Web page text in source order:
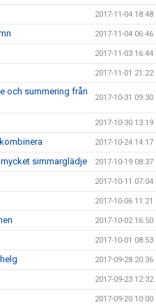
2017-11-04 18:48
2017-11-04 06:46
2017-11-03 16:44
2017-11-01 21:22
och summering från
2017-10-31 09:30
2017-10-30 13:19
2017-10-24 14:17
simmarglädje 2017-10-19 08:37
2017-10-11 07:04
2017-10-06 11:21
2017-10-02 16:50
2017-10-01 08:53
2017-09-28 20:36
2017-09-23 12:32
2017-09-20 10:00